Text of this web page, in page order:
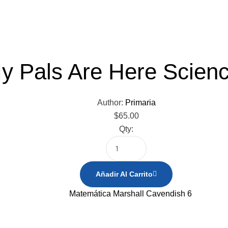
Pals Are Here
Author: Primaria
$65.00
Qty:
Añadir Al Carrito